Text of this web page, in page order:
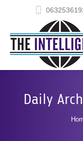
Daily